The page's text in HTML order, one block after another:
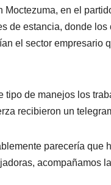
en el
de estancia, donde
el sector empresario
de manejos los
recibieron un
parecería que
acompañamos